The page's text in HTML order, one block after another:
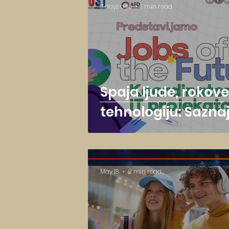
Spaja ljude,
tehnologiju:
kako izgleda posao
Project
a
7 days ago 1 min read
May 18 2 min read